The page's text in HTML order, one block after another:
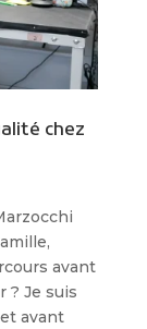
chez
avant
? Je suis
avant